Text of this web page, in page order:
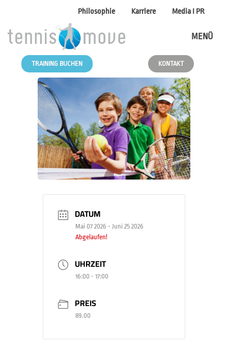
Philosophie Karriere Media I PR
MENÜ
TRAINING BUCHEN KONTAKT
DATUM
Mai 07 2026 - Juni 25 2026
Abgelaufen!
UHRZEIT
16:00 - 17:00
PREIS
89.00